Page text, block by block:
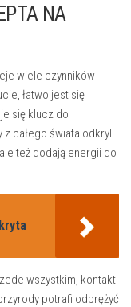
⁢NA
wiele czynników
łatwo jest się⁢
‌się ‍klucz do
całego świata​ odkryli
też⁣ dodają energii⁤ do
wszystkim, kontakt
potrafi odprężyć